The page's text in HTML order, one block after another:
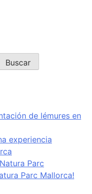
de lémures en
experiencia
Parc
Parc Mallorca!